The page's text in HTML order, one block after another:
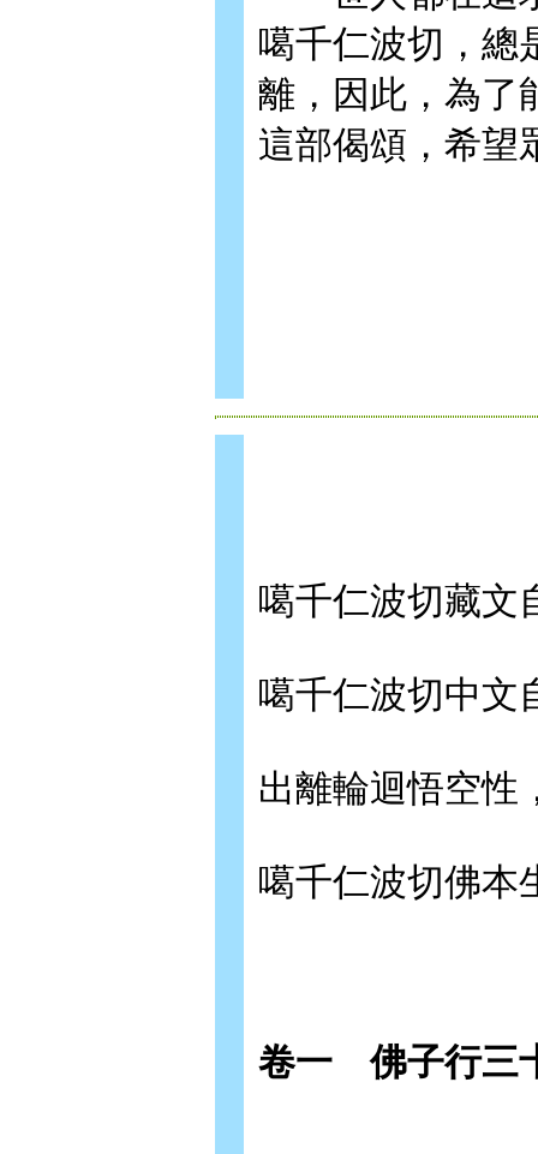
噶千仁波切，總
離，因此，為了
這部偈頌，希望
噶千仁波切藏文
噶千仁波切中文
出離輪迴悟空性
噶千仁波切佛本
卷一 佛子行三